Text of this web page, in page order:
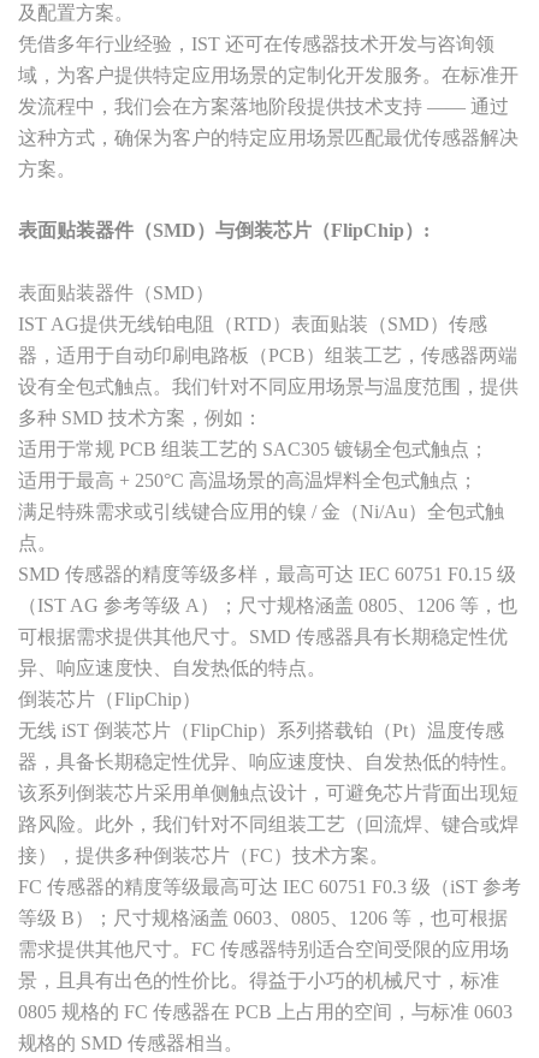
及配置方案。
凭借多年行业经验，IST 还可在传感器技术开发与咨询领
域，为客户提供特定应用场景的定制化开发服务。在标准开
发流程中，我们会在方案落地阶段提供技术支持 —— 通过
这种方式，确保为客户的特定应用场景匹配最优传感器解决
方案。
表面贴装器件（SMD）与倒装芯片（FlipChip）:
表面贴装器件（SMD）
IST AG提供无线铂电阻（RTD）表面贴装（SMD）传感
器，适用于自动印刷电路板（PCB）组装工艺，传感器两端
设有全包式触点。我们针对不同应用场景与温度范围，提供
多种 SMD 技术方案，例如：
适用于常规 PCB 组装工艺的 SAC305 镀锡全包式触点；
适用于最高 + 250°C 高温场景的高温焊料全包式触点；
满足特殊需求或引线键合应用的镍 / 金（Ni/Au）全包式触
点。
SMD 传感器的精度等级多样，最高可达 IEC 60751 F0.15 级
（IST AG 参考等级 A）；尺寸规格涵盖 0805、1206 等，也
可根据需求提供其他尺寸。SMD 传感器具有长期稳定性优
异、响应速度快、自发热低的特点。
倒装芯片（FlipChip）
无线 iST 倒装芯片（FlipChip）系列搭载铂（Pt）温度传感
器，具备长期稳定性优异、响应速度快、自发热低的特性。
该系列倒装芯片采用单侧触点设计，可避免芯片背面出现短
路风险。此外，我们针对不同组装工艺（回流焊、键合或焊
接），提供多种倒装芯片（FC）技术方案。
FC 传感器的精度等级最高可达 IEC 60751 F0.3 级（iST 参考
等级 B）；尺寸规格涵盖 0603、0805、1206 等，也可根据
需求提供其他尺寸。FC 传感器特别适合空间受限的应用场
景，且具有出色的性价比。得益于小巧的机械尺寸，标准
0805 规格的 FC 传感器在 PCB 上占用的空间，与标准 0603
规格的 SMD 传感器相当。